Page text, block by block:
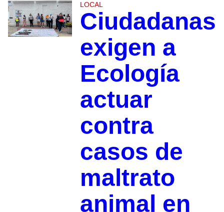
LOCAL
Ciudadanas
exigen a
Ecología
actuar
contra
casos de
maltrato
animal en